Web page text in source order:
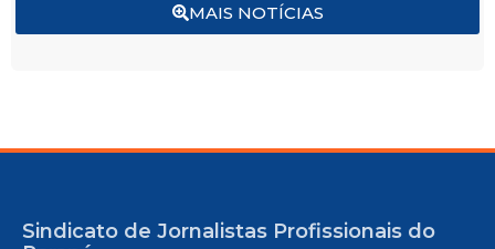
MAIS NOTÍCIAS
Sindicato de Jornalistas Profissionais do